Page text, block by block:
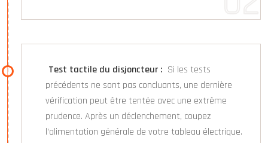
Test tactile du disjoncteur : Si les tests
précédents ne sont pas concluants, une dernière
vérification peut être tentée avec une extrême
prudence. Après un déclenchement, coupez
l’alimentation générale de votre tableau électrique.